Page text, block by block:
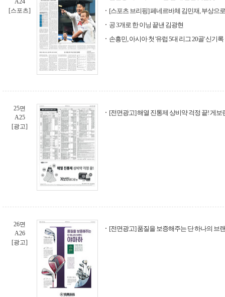
A24
[스포츠]
[스포츠 브리핑] 페네르바체 김민재, 부상으
공 3개로 한 이닝 끝낸 김광현
손흥민, 아시아 첫 '유럽 5대 리그 20골' 신기
25면
A25
[광고]
[전면광고] 해열 진통제 상비약 걱정 끝! 게보
26면
A26
[광고]
[전면광고] 품질을 보증해주는 단 하나의 브